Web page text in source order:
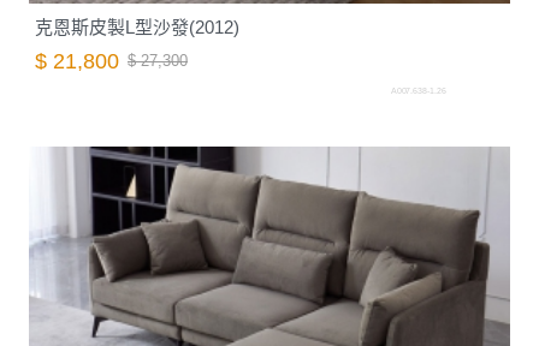
克恩斯皮製L型沙發(2012)
$ 21,800 $ 27,300
A007.638-1.26